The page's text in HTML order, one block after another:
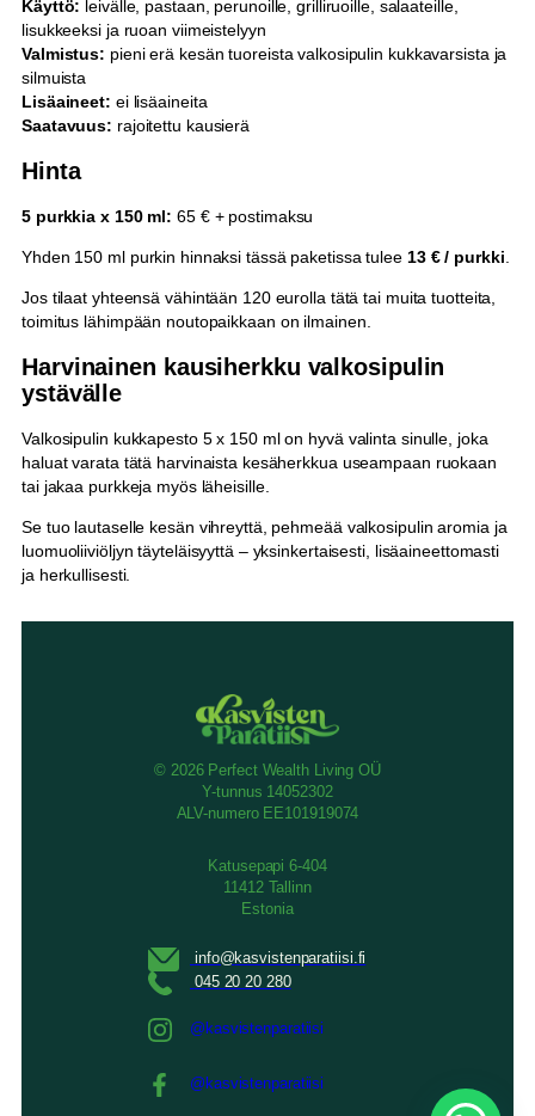
Käyttö: leivälle, pastaan, perunoille, grilliruoille, salaateille,
lisukkeeksi ja ruoan viimeistelyyn
Valmistus: pieni erä kesän tuoreista valkosipulin kukkavarsista ja
silmuista
Lisäaineet: ei lisäaineita
Saatavuus: rajoitettu kausierä
Hinta
5 purkkia x 150 ml: 65 € + postimaksu
Yhden 150 ml purkin hinnaksi tässä paketissa tulee 13 € / purkki
Jos tilaat yhteensä vähintään 120 eurolla tätä tai muita tuotteita,
toimitus lähimpään noutopaikkaan on ilmainen.
Harvinainen kausiherkku valkosipulin
ystävälle
Valkosipulin kukkapesto 5 x 150 ml on hyvä valinta sinulle, joka
haluat varata tätä harvinaista kesäherkkua useampaan ruokaan
tai jakaa purkkeja myös läheisille.
Se tuo lautaselle kesän vihreyttä, pehmeää valkosipulin aromia ja
luomuoliiviöljyn täyteläisyyttä – yksinkertaisesti, lisäaineettomasti
ja herkullisesti.
© 2026 Perfect Wealth Living OÜ
Y-tunnus 14052302
ALV-numero EE101919074
Katusepapi 6-404
11412 Tallinn
Estonia
@kasvistenparatiisi
@kasvistenparatiisi